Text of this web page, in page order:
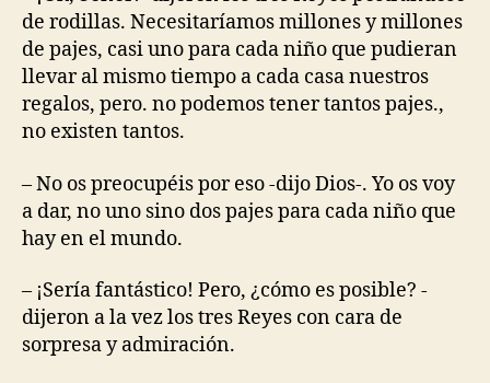
de rodillas. Necesitaríamos millones y millones
de pajes, casi uno para cada niño que pudieran
llevar al mismo tiempo a cada casa nuestros
regalos, pero. no podemos tener tantos pajes.,
no existen tantos.
– No os preocupéis por eso -dijo Dios-. Yo os voy
a dar, no uno sino dos pajes para cada niño que
hay en el mundo.
– ¡Sería fantástico! Pero, ¿cómo es posible? -
dijeron a la vez los tres Reyes con cara de
sorpresa y admiración.